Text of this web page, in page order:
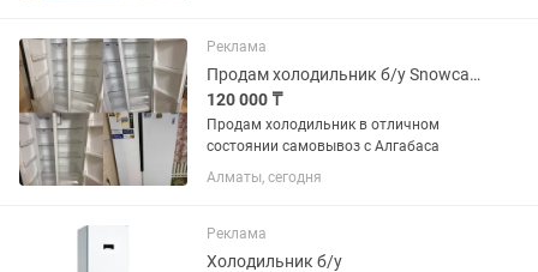
Реклама
Продам холодильник б/у Snowcap sbs nf 570w
120 000 ₸
Продам холодильник в отличном
состоянии самовывоз с Алгабаса
Алматы, сегодня
Реклама
Холодильник б/у